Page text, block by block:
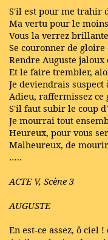
S'il est pour me trahir
Ma vertu pour le
Vous la verrez
Se couronner de
Rendre Auguste
Et le faire trembler,
Je deviendrais suspect
Adieu, raffermissez ce
S'il faut subir le coup
Je mourrai tout
Heureux, pour vous
Malheureux, de
…..
ACTE V, Scène 3
AUGUSTE
En est-ce assez, ô ciel